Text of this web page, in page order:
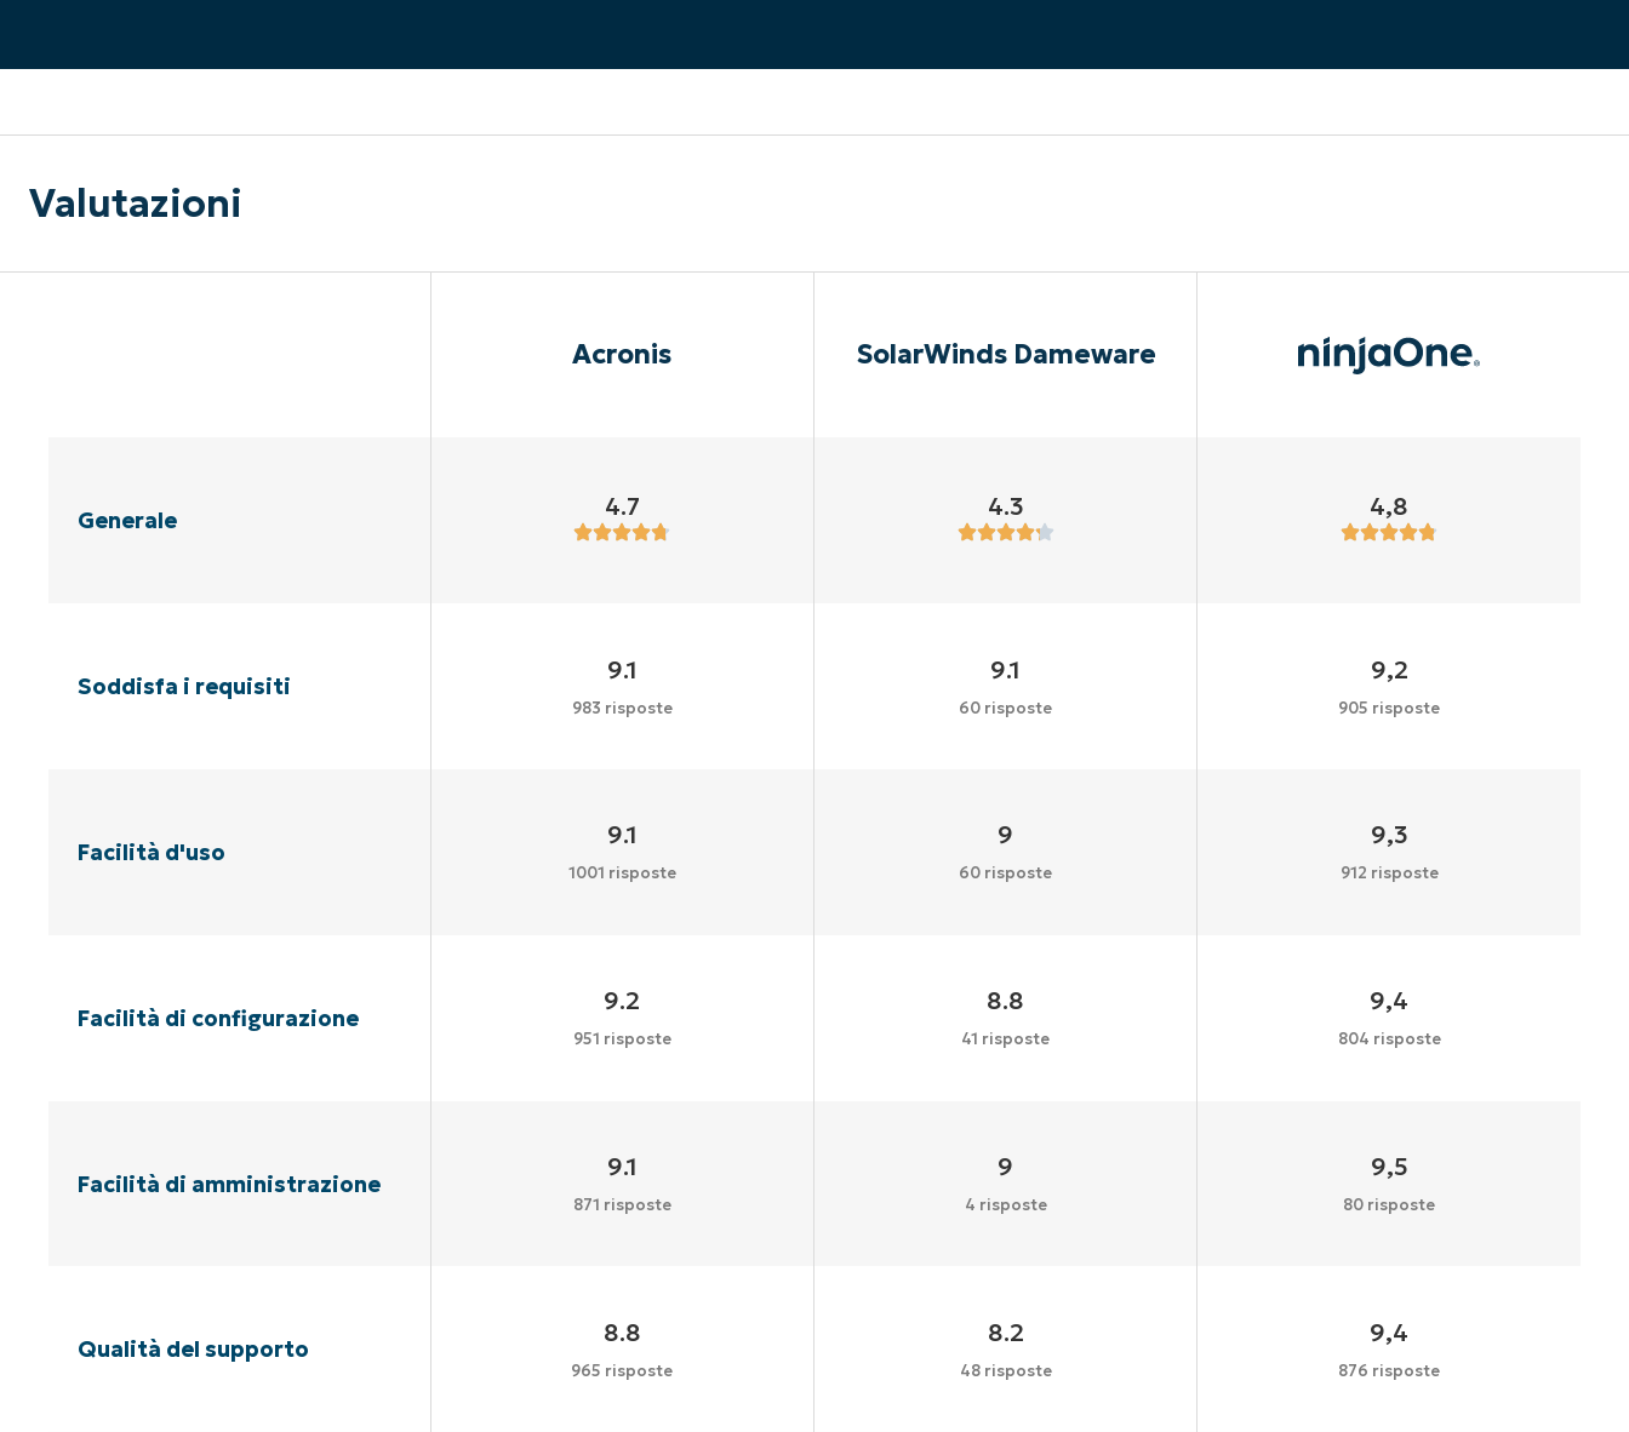
Valutazioni
Acronis SolarWinds Dameware
Generale 4.7 4.3 4,8
Soddisfa i requisiti
9.1
983 risposte
9.1
60 risposte
9,2
905 risposte
Facilità d'uso
9.1
1001 risposte
9
60 risposte
9,3
912 risposte
Facilità di configurazione
9.2
951 risposte
8.8
41 risposte
9,4
804 risposte
Facilità di amministrazione
9.1
871 risposte
9
4 risposte
9,5
80 risposte
Qualità del supporto
8.8
965 risposte
8.2
48 risposte
9,4
876 risposte